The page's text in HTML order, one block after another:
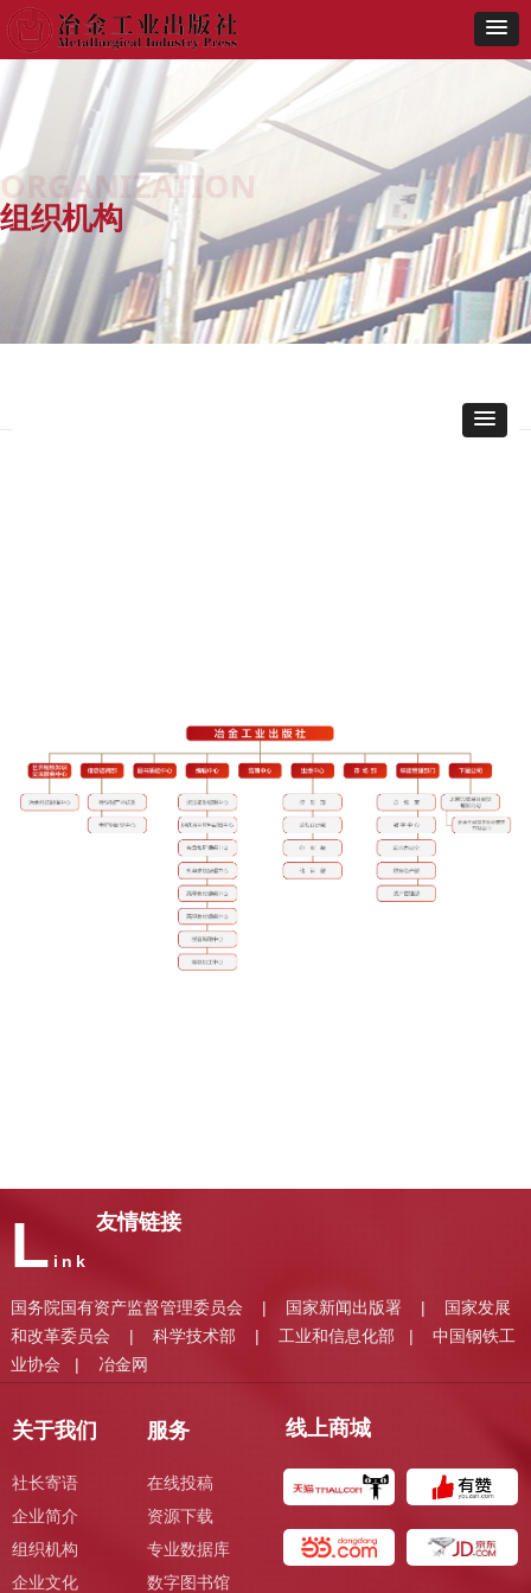
组织机构
ORGANIZATION
关于我们
社长寄语
企业简介
组织机构
企业文化
服务
在线投稿
资源下载
专业数据库
数字图书馆
线上商城
国务院国有资产监督管理委员会 | 国家新闻出版署 | 国家发展
和改革委员会 | 科学技术部 | 工业和信息化部 | 中国钢铁工
业协会 | 冶金网
L ink
友情链接